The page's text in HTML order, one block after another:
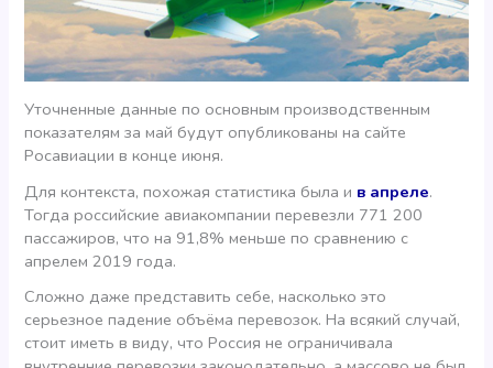
Уточненные данные по основным производственным
показателям за май будут опубликованы на сайте
Росавиации в конце июня.
Для контекста, похожая статистика была и в апреле.
Тогда российские авиакомпании перевезли 771 200
пассажиров, что на 91,8% меньше по сравнению с
апрелем 2019 года.
Сложно даже представить себе, насколько это
серьезное падение объёма перевозок. На всякий случай,
стоит иметь в виду, что Россия не ограничивала